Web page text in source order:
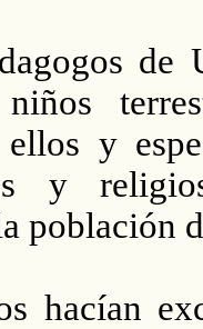
de
y
y
población
hacían